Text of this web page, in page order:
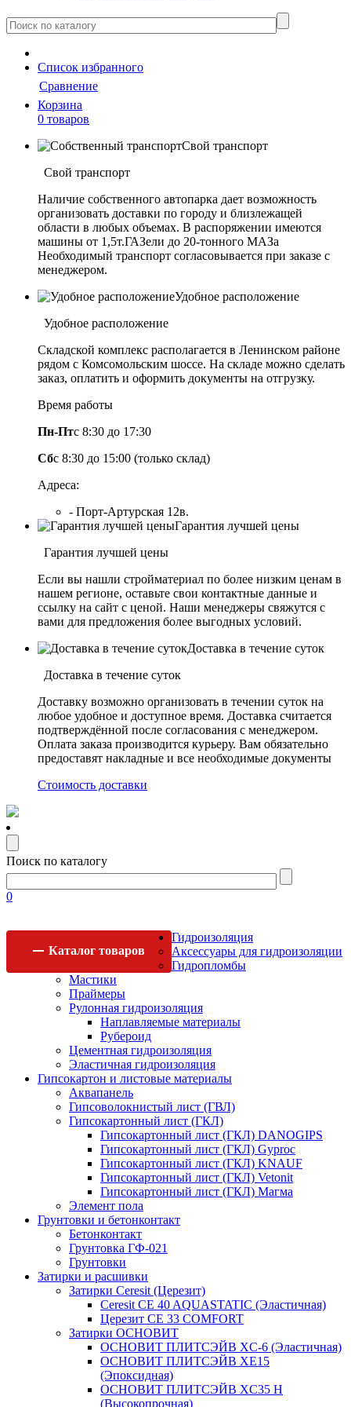
Cписок избранного
Сравнение
Корзина
0 товаров
Свой транспорт
Свой транспорт
Наличие собственного автопарка дает возможность
организовать доставки по городу и близлежащей
области в любых объемах. В распоряжении имеются
машины от 1,5т.ГАЗели до 20-тонного МАЗа
Необходимый транспорт согласовывается при заказе с
менеджером.
Удобное расположение
Удобное расположение
Складской комплекс располагается в Ленинском районе
рядом с Комсомольским шоссе. На складе можно сделать
заказ, оплатить и оформить документы на отгрузку.
Время работы
Пн-Птс 8:30 до 17:30
Сбс 8:30 до 15:00 (только склад)
Адреса:
- Порт-Артурская 12в.
Гарантия лучшей цены
Гарантия лучшей цены
Если вы нашли стройматериал по более низким ценам в
нашем регионе, оставьте свои контактные данные и
ссылку на сайт с ценой. Наши менеджеры свяжутся с
вами для предложения более выгодных условий.
Доставка в течение суток
Доставка в течение суток
Доставку возможно организовать в течении суток на
любое удобное и доступное время. Доставка считается
подтверждённой после согласования с менеджером.
Оплата заказа производится курьеру. Вам обязательно
предоставят накладные и все необходимые документы
Стоимость доставки
Поиск по каталогу
0
Каталог товаров
Гидроизоляция
Аксессуары для гидроизоляции
Гидропломбы
Мастики
Праймеры
Рулонная гидроизоляция
Наплавляемые материалы
Рубероид
Цементная гидроизоляция
Эластичная гидроизоляция
Гипсокартон и листовые материалы
Аквапанель
Гипсоволокнистый лист (ГВЛ)
Гипсокартонный лист (ГКЛ)
Гипсокартонный лист (ГКЛ) DANOGIPS
Гипсокартонный лист (ГКЛ) Gyproc
Гипсокартонный лист (ГКЛ) KNAUF
Гипсокартонный лист (ГКЛ) Vetonit
Гипсокартонный лист (ГКЛ) Магма
Элемент пола
Грунтовки и бетонконтакт
Бетонконтакт
Грунтовка ГФ-021
Грунтовки
Затирки и расшивки
Затирки Ceresit (Церезит)
Ceresit CE 40 AQUASTATIC (Эластичная)
Церезит CE 33 COMFORT
Затирки ОСНОВИТ
ОСНОВИТ ПЛИТСЭЙВ XC-6 (Эластичная)
ОСНОВИТ ПЛИТСЭЙВ XЕ15
(Эпоксидная)
ОСНОВИТ ПЛИТСЭЙВ XС35 Н
(Высокопрочная)